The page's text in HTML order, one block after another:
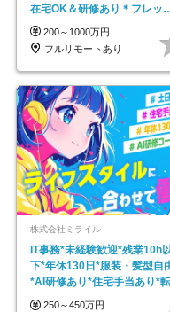
在宅OK＆研修あり＊フレッ
ス
200～1000万円
フルリモートあり
株式会社ミライル
IT事務*未経験歓迎*残業10h
下*年休130日*服装・髪型自
*AI研修あり*住宅手当あり*
なし
250～450万円